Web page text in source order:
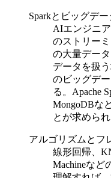
Sparkとビッグデ
AIエンジニ
のストリー
の大量デー
データを扱
のビッグデ
る。Apache
MongoDBな
とが求められ
アルゴリズムとフ
線形回帰、
Machineなど